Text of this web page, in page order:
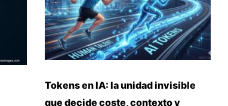
Tokens en IA: la unidad invisible
que decide coste, contexto y